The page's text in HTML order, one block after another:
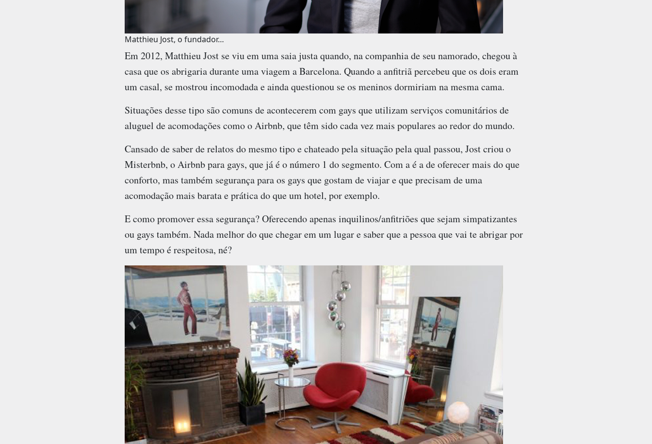
Matthieu Jost, o fundador…
Em 2012, Matthieu Jost se viu em uma saia justa quando, na companhia de seu namorado, chegou à
casa que os abrigaria durante uma viagem a Barcelona. Quando a anfitriã percebeu que os dois eram
um casal, se mostrou incomodada e ainda questionou se os meninos dormiriam na mesma cama.
Situações desse tipo são comuns de acontecerem com gays que utilizam serviços comunitários de
aluguel de acomodações como o Airbnb, que têm sido cada vez mais populares ao redor do mundo.
Cansado de saber de relatos do mesmo tipo e chateado pela situação pela qual passou, Jost criou o
Misterbnb, o Airbnb para gays, que já é o número 1 do segmento. Com a é a de oferecer mais do que
conforto, mas também segurança para os gays que gostam de viajar e que precisam de uma
acomodação mais barata e prática do que um hotel, por exemplo.
E como promover essa segurança? Oferecendo apenas inquilinos/anfitriões que sejam simpatizantes
ou gays também. Nada melhor do que chegar em um lugar e saber que a pessoa que vai te abrigar por
um tempo é respeitosa, né?